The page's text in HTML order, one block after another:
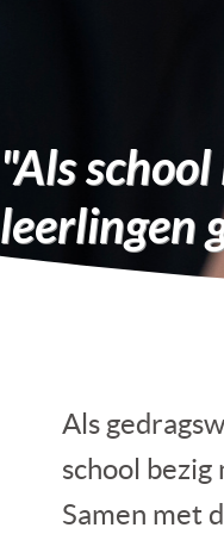
"Als
leerlingen
Als
school
Samen met